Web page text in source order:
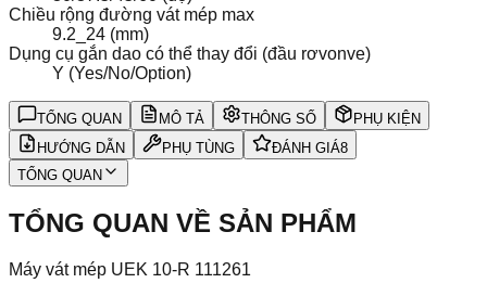
Chiều rộng đường vát mép max
9.2_24 (mm)
Dụng cụ gắn dao có thể thay đổi (đầu rơvonve)
Y (Yes/No/Option)
TỔNG QUAN MÔ TẢ THÔNG SỐ
PHỤ KIỆN
HƯỚNG DẪN
PHỤ TÙNG ĐÁNH GIÁ8
TỔNG QUAN
TỔNG QUAN VỀ SẢN PHẨM
Máy vát mép UEK 10-R 111261